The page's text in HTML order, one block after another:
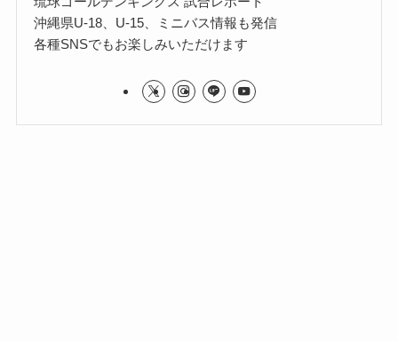
沖縄県U-18、U-15、ミニバス情報も発信
各種SNSでもお楽しみいただけます